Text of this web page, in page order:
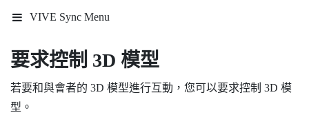
VIVE Sync Menu
要求控制 3D 模型
若要和與會者的 3D 模型進行互動，您可以要求控制 3D 模
型。